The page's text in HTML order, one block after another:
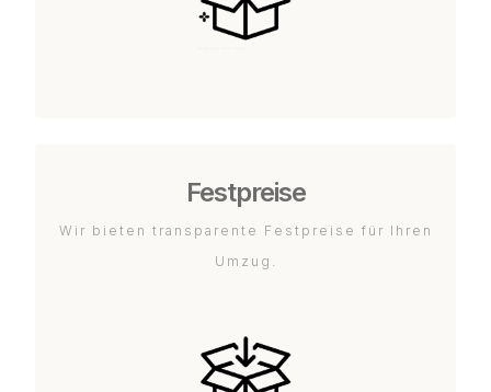
Festpreise
Wir bieten transparente Festpreise für Ihren
Umzug.